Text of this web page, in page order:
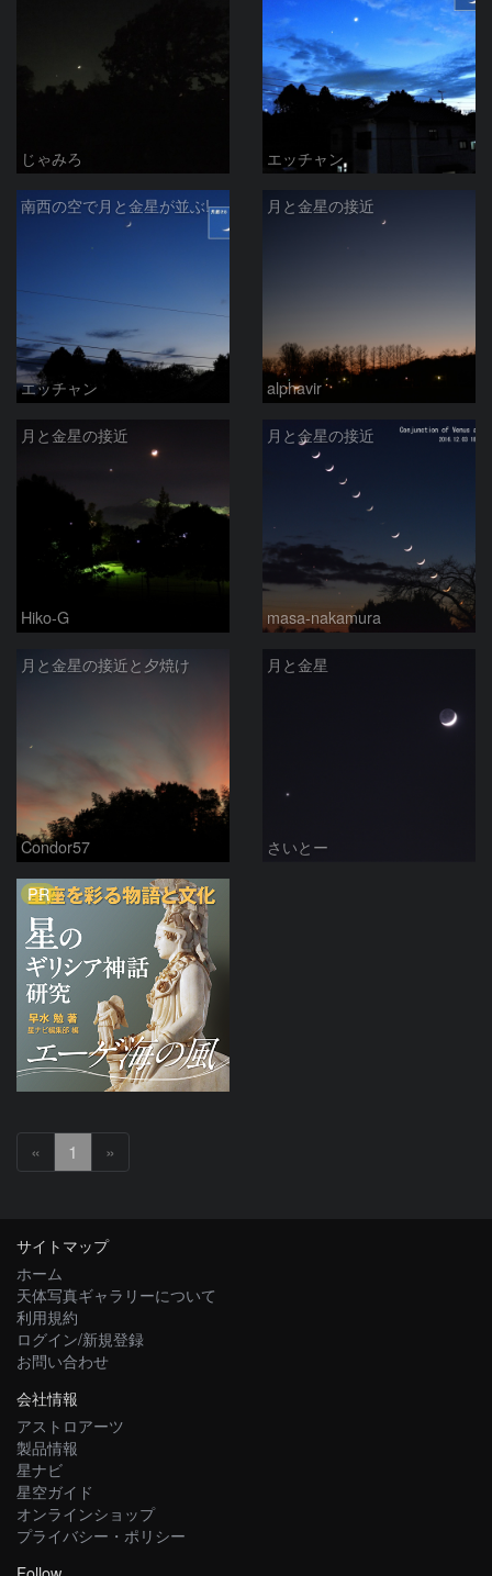
じゃみろ エッチャン
南西の空で月と金星が並ぶ!! ― (1)
エッチャン
月と金星の接近
alphavir
月と金星の接近
Hiko-G
月と金星の接近
masa-nakamura
月と金星の接近と夕焼け
Condor57
月と金星
さいとー
PR
« 1 »
サイトマップ
ホーム
天体写真ギャラリーについて
利用規約
ログイン/新規登録
お問い合わせ
会社情報
アストロアーツ
製品情報
星ナビ
星空ガイド
オンラインショップ
プライバシー・ポリシー